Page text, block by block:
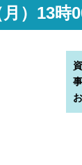
）13時